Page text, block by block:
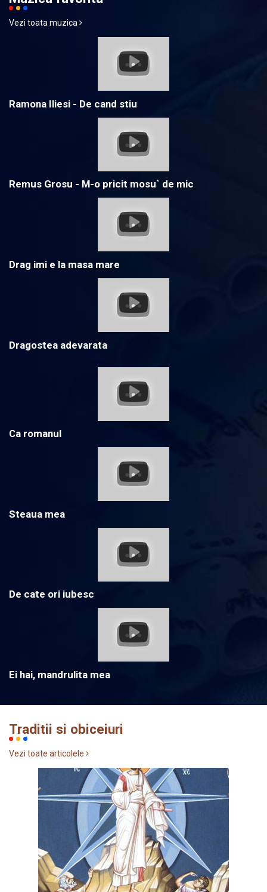
Vezi toata muzica
Ramona Iliesi - De cand stiu
Remus Grosu - M-o pricit mosu` de mic
Drag imi e la masa mare
Dragostea adevarata
Ca romanul
Steaua mea
De cate ori iubesc
Ei hai, mandrulita mea
Traditii si obiceiuri
Vezi toate articolele